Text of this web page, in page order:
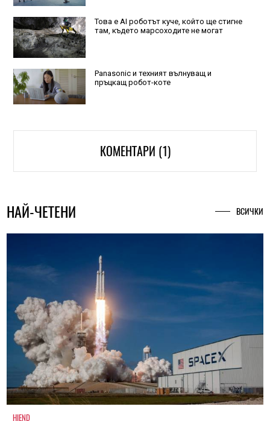
Това е AI роботът куче, който ще стигне
там, където марсоходите не могат
Panasonic и техният вълнуващ и
пръцкащ робот-коте
КОМЕНТАРИ (1)
НАЙ-ЧЕТЕНИ ВСИЧКИ
HIEND